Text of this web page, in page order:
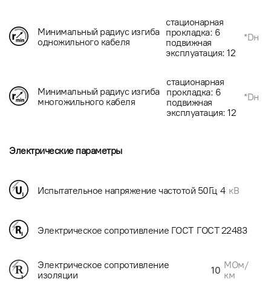
Минимальный радиус изгиба
одножильного кабеля
стационарная
прокладка: 6
подвижная
эксплуатация: 12
*Dн
Минимальный радиус изгиба
многожильного кабеля
стационарная
прокладка: 6
подвижная
эксплуатация: 12
*Dн
Электрические параметры
Испытательное напряжение частотой 50Гц 4 кВ
Электрическое сопротивление ГОСТ ГОСТ 22483
Электрическое сопротивление
изоляции
10 МОм/
км